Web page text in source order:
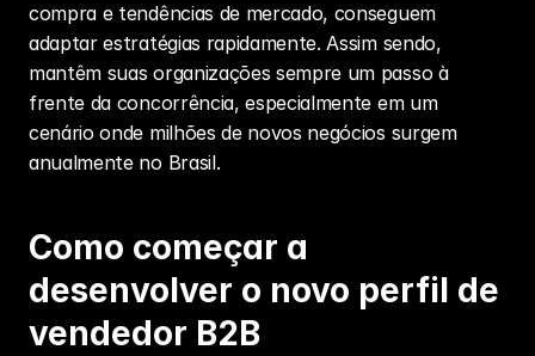
compra e tendências de mercado, conseguem
adaptar estratégias rapidamente. Assim sendo,
mantêm suas organizações sempre um passo à
frente da concorrência, especialmente em um
cenário onde milhões de novos negócios surgem
anualmente no Brasil.
Como começar a
desenvolver o novo perfil de
vendedor B2B